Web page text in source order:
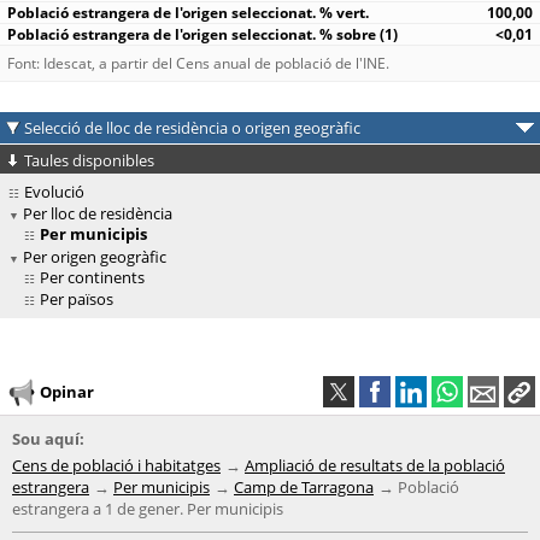
100,00
<0,01
Font: Idescat, a partir del Cens anual de població de l'INE.
Selecció de lloc de residència o origen geogràfic
Taules disponibles
Evolució
Per lloc de residència
Per municipis
Per origen geogràfic
Per continents
Per països
Opinar
Sou aquí:
Cens de població i habitatges
Ampliació de resultats de la població
estrangera
Per municipis Camp de Tarragona
Població
estrangera a 1 de gener. Per municipis